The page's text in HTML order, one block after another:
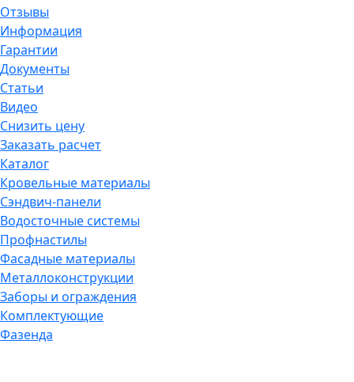
Отзывы
Информация
Гарантии
Документы
Статьи
Видео
Снизить цену
Заказать расчет
Каталог
Кровельные материалы
Сэндвич-панели
Водосточные системы
Профнастилы
Фасадные материалы
Металлоконструкции
Заборы и ограждения
Комплектующие
Фазенда